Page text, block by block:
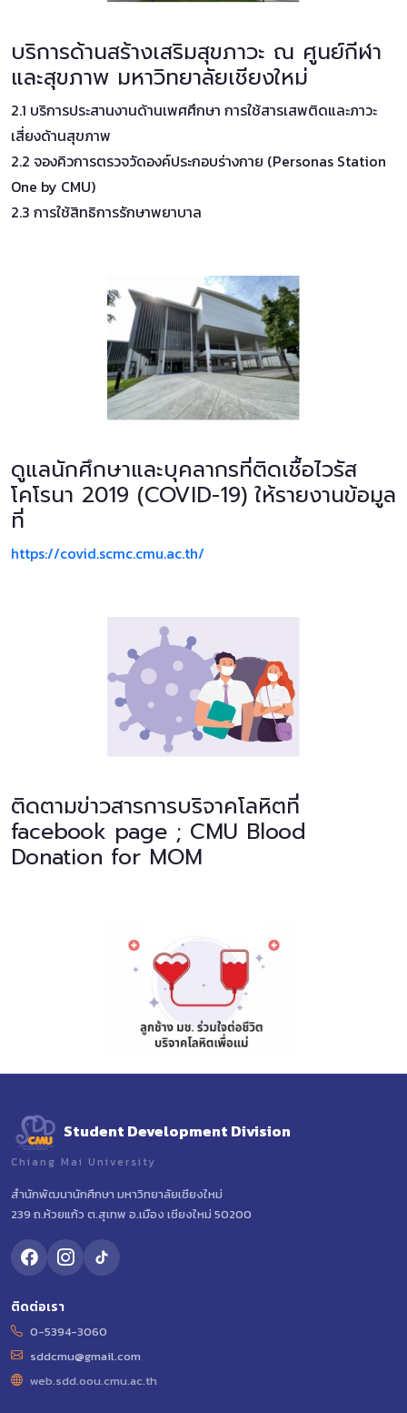
บริการด้านสร้างเสริมสุขภาวะ ณ ศูนย์กีฬา
และสุขภาพ มหาวิทยาลัยเชียงใหม่
2.1 บริการประสานงานด้านเพศศึกษา การใช้สารเสพติดและภาวะ
เสี่ยงด้านสุขภาพ
2.2 จองคิวการตรวจวัดองค์ประกอบร่างกาย (Personas Station
One by CMU)
2.3 การใช้สิทธิการรักษาพยาบาล
ดูแลนักศึกษาและบุคลากรที่ติดเชื้อไวรัส
โคโรนา 2019 (COVID-19) ให้รายงานข้อมูล
ที่
https://covid.scmc.cmu.ac.th/
ติดตามข่าวสารการบริจาคโลหิตที่
facebook page ; CMU Blood
Donation for MOM
Student Development Division
Chiang Mai University
สำนักพัฒนานักศึกษา มหาวิทยาลัยเชียงใหม่
239 ถ.ห้วยแก้ว ต.สุเทพ อ.เมือง เชียงใหม่ 50200
ติดต่อเรา
0-5394-3060
sddcmu@gmail.com
web.sdd.oou.cmu.ac.th